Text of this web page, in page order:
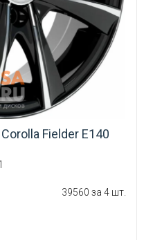
Fielder E140
39560 за 4 шт.